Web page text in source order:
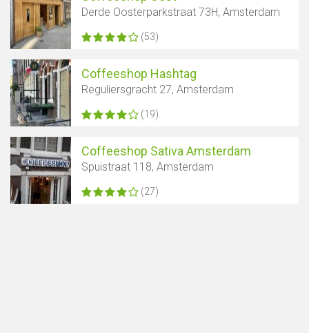
Derde Oosterparkstraat 73H, Amsterdam
(53)
Coffeeshop Hashtag
Reguliersgracht 27, Amsterdam
(19)
Coffeeshop Sativa Amsterdam
Spuistraat 118, Amsterdam
(27)